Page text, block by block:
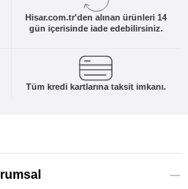
Hisar.com.tr'den alınan ürünleri 14
gün içerisinde iade edebilirsiniz.
Tüm kredi kartlarına taksit imkanı.